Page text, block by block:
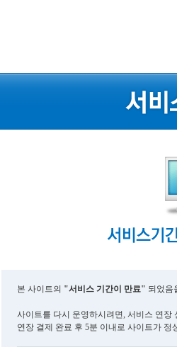
본 사이트의 "서비스 기간이 만료" 되었음
사이트를 다시 운영하시려면, 서비스 연장
연장 결제 완료 후 5분 이내로 사이트가 정